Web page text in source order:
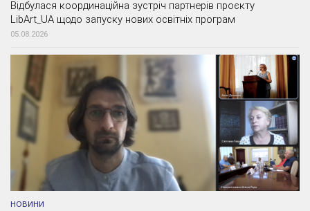
Відбулася координаційна зустріч партнерів проєкту
LibArt_UA щодо запуску нових освітніх програм
05.08.2026
НОВИНИ